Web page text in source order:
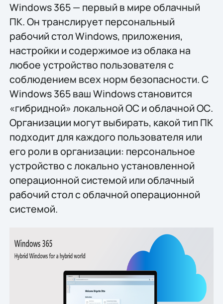
Windows 365 — первый в мире облачный
ПК. Он транслирует персональный
рабочий стол Windows, приложения,
настройки и содержимое из облака на
любое устройство пользователя с
соблюдением всех норм безопасности. С
Windows 365 ваш Windows становится
«гибридной» локальной ОС и облачной ОС.
Организации могут выбирать, какой тип ПК
подходит для каждого пользователя или
его роли в организации: персональное
устройство с локально установленной
операционной системой или облачный
рабочий стол с облачной операционной
системой.